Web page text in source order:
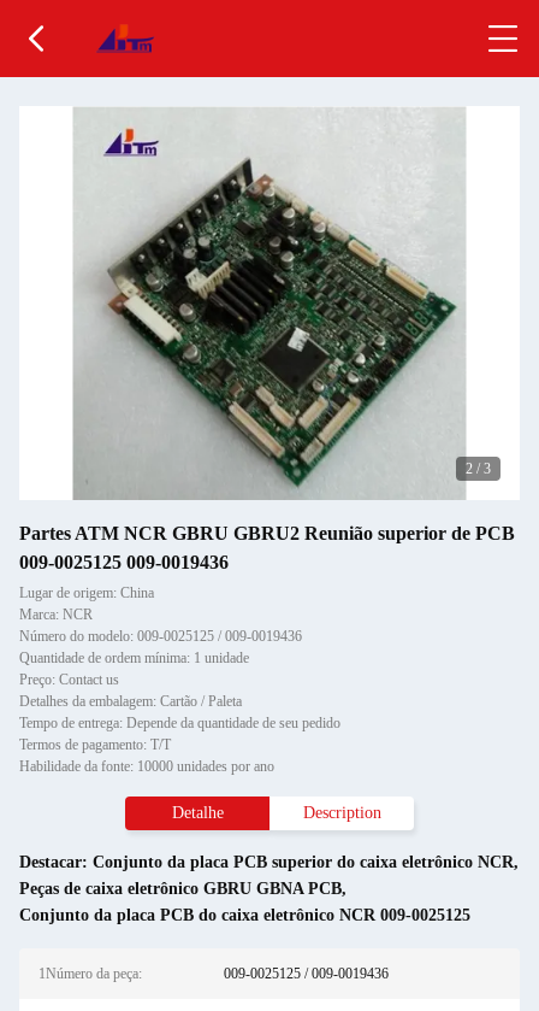
2 / 3
Partes ATM NCR GBRU GBRU2 Reunião superior de PCB
009-0025125 009-0019436
Lugar de origem: China
Marca: NCR
Número do modelo: 009-0025125 / 009-0019436
Quantidade de ordem mínima: 1 unidade
Preço: Contact us
Detalhes da embalagem: Cartão / Paleta
Tempo de entrega: Depende da quantidade de seu pedido
Termos de pagamento: T/T
Habilidade da fonte: 10000 unidades por ano
Detalhe Description
Destacar: Conjunto da placa PCB superior do caixa eletrônico NCR,
Peças de caixa eletrônico GBRU GBNA PCB,
Conjunto da placa PCB do caixa eletrônico NCR 009-0025125
1Número da peça: 009-0025125 / 009-0019436